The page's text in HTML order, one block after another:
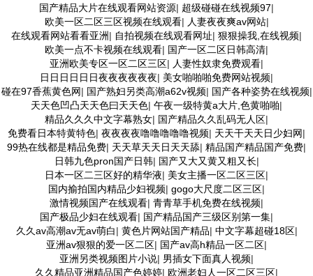
国产精品大片在线观看网站资源| 超级碰碰在线视频97|
欧美一区二区三区视频在线观看| 人妻夜夜爽av网站|
在线观看网站看看亚洲| 自拍视频在线观看网址| 狠狠操我,在线视频|
欧美一点不卡视频在线观看| 国产一区二区日韩高清|
亚洲欧美专区一区二区三区| 人妻性奴隶免费观看|
日日日日日日夜夜夜夜夜夜| 美女啪啪啪免费网站视频|
碰在97香蕉黄色网| 国产熟妇另类高潮a62v视频| 国产各种姿势在线视频|
天天色凹凸天天色曰天天色| 午夜一级特黄a大片,色黄啪啪|
精品久久久中文字幕熟女| 国产精品久久乱码无人区|
免费看日本特黄特色| 夜夜夜夜噜噜噜噜噜视频| 天天干天天日少妇网|
99热在线都是精品免费| 天天草天天日天天舔| 精品国产精品国产免费|
日韩九色pron国产日韩| 国产又大又黄又粗又长|
日本一区二三区好的精华液| 美女主播一区二区三区|
国内揄拍国内精品少妇视频| gogo大尺度二区三区|
激情视频国产在线观看| 青青草手机免费在线视频|
国产极品少妇在线观看| 国产精品国产三级区别第一集|
久久av高潮av无av萌白| 黄色片网站国产精品| 中文字幕超碰18区|
亚洲av狠狠的爱一区二区| 国产av高h精品一区二区|
亚洲另类视频图片小说| 男插女下面真人视频|
久久精品亚洲精品国产色婷婷| 欧洲老妇人一区二区三区|